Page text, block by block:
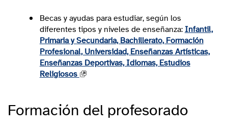
que fomentan la competencia digital del
alumnado
SIMO Educación. XIII Premios a la Innovación
Educativa
Premios extraordinarios de Formación
Embajada de España en el Reino de Marruecos
Becas y ayudas para estudiar, según los
diferentes tipos y niveles de enseñanza: Infantil,
Primaria y Secundaria, Bachillerato, Formación
Profesional, Universidad, Enseñanzas Artísticas,
Enseñanzas Deportivas, Idiomas, Estudios
Religiosos
Formación del profesorado